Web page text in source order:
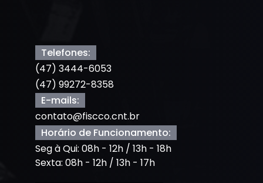
Telefones:
(47) 3444-6053
(47) 99272-8358
E-mails:
contato@fiscco.cnt.br
Horário de Funcionamento:
Seg à Qui: 08h - 12h / 13h - 18h
Sexta: 08h - 12h / 13h - 17h